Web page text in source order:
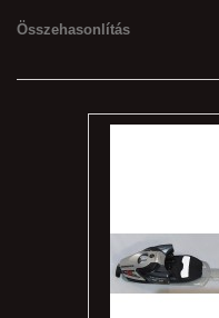
Összehasonlítás